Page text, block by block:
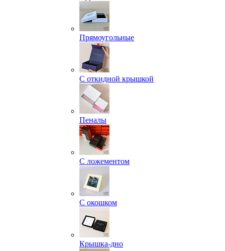
Прямоугольные
С откидной крышкой
Пеналы
С ложементом
С окошком
Крышка-дно